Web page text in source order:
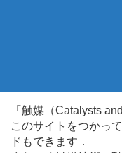
「触媒（Catalysts
このサイトをつかっ
ドもできます．